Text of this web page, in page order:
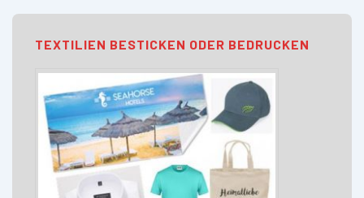
TEXTILIEN BESTICKEN ODER BEDRUCKEN